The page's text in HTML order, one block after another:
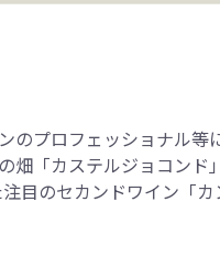
のプロフェッショナル等
畑「カステルジョコンド
目のセカンドワイン「カ